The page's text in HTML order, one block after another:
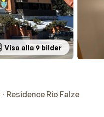
Visa alla 9 bilder
Residence Rio Falze